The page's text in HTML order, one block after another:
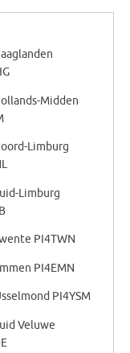
Midden
Limburg
Limburg
PI4TWN
PI4EMN
PI4YSM
Veluwe